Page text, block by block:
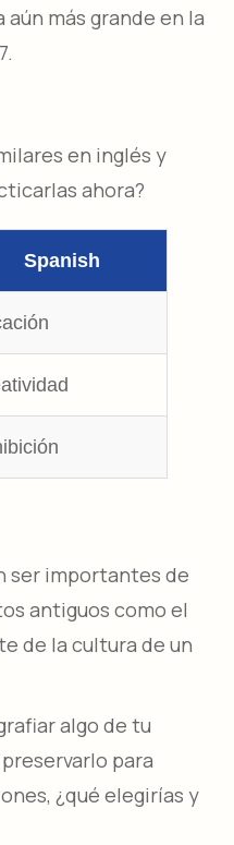
más grande en la
en inglés y
ahora?
Spanish
ser importantes de
antiguos como el
de la cultura de un
algo de tu
para
¿qué elegirías y